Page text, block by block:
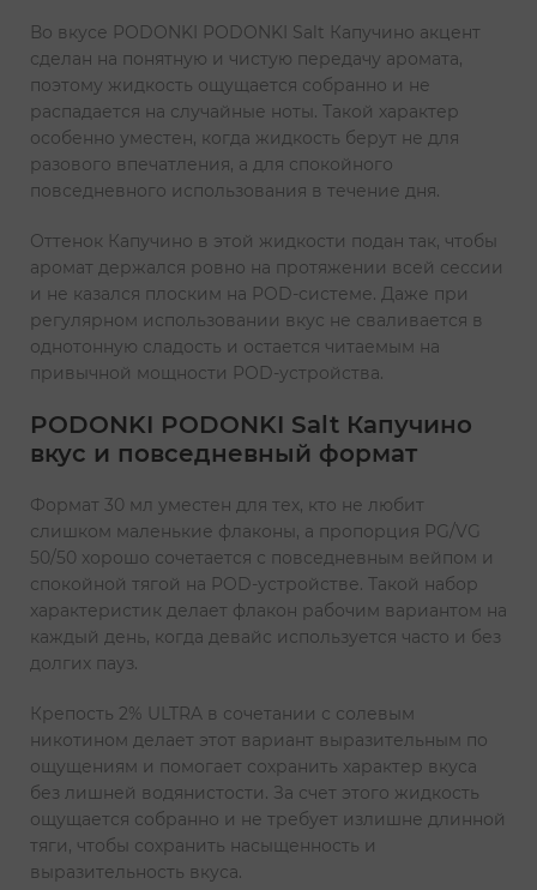
Во вкусе PODONKI PODONKI Salt Капучино акцент
сделан на понятную и чистую передачу аромата,
поэтому жидкость ощущается собранно и не
распадается на случайные ноты. Такой характер
особенно уместен, когда жидкость берут не для
разового впечатления, а для спокойного
повседневного использования в течение дня.
Оттенок Капучино в этой жидкости подан так, чтобы
аромат держался ровно на протяжении всей сессии
и не казался плоским на POD-системе. Даже при
регулярном использовании вкус не сваливается в
однотонную сладость и остается читаемым на
привычной мощности POD-устройства.
PODONKI PODONKI Salt Капучино
вкус и повседневный формат
Формат 30 мл уместен для тех, кто не любит
слишком маленькие флаконы, а пропорция PG/VG
50/50 хорошо сочетается с повседневным вейпом и
спокойной тягой на POD-устройстве. Такой набор
характеристик делает флакон рабочим вариантом на
каждый день, когда девайс используется часто и без
долгих пауз.
Крепость 2% ULTRA в сочетании с солевым
никотином делает этот вариант выразительным по
ощущениям и помогает сохранить характер вкуса
без лишней водянистости. За счет этого жидкость
ощущается собранно и не требует излишне длинной
тяги, чтобы сохранить насыщенность и
выразительность вкуса.